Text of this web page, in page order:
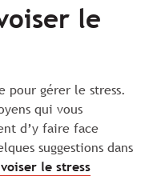
le
pour gérer le stress.
qui vous
d’y faire face
suggestions dans
le stress